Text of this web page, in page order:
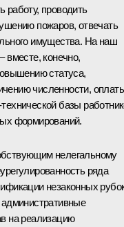
работу, проводить
пожаров, отвечать
имущества. На наш
вместе, конечно,
статуса,
численности,
базы
формирований.
нелегальному
ряда
незаконных
административные
на реализацию